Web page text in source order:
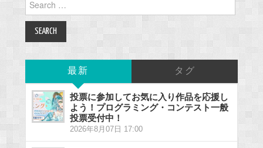
for:
最新 タグ
投票に参加してお気に入り作品を応援し
よう！プログラミング・コンテスト一般
投票受付中！
2026年8月07日 17:00